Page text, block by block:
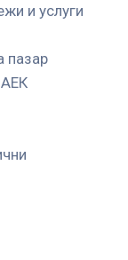
и услуги
пазар